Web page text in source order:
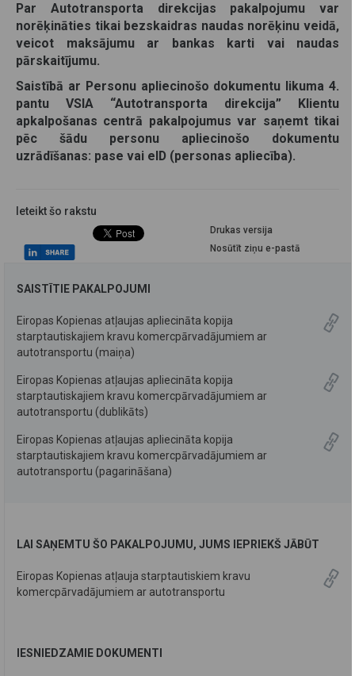
Par Autotransporta direkcijas pakalpojumu var
norēķināties tikai bezskaidras naudas norēķinu veidā,
veicot maksājumu ar bankas karti vai naudas
pārskaitījumu.
Saistībā ar Personu apliecinošo dokumentu likuma 4.
pantu VSIA “Autotransporta direkcija” Klientu
apkalpošanas centrā pakalpojumus var saņemt tikai
pēc šādu personu apliecinošo dokumentu
uzrādīšanas: pase vai eID (personas apliecība).
Ieteikt šo rakstu
Drukas versija
Nosūtīt ziņu e-pastā
SAISTĪTIE PAKALPOJUMI
Eiropas Kopienas atļaujas apliecināta kopija
starptautiskajiem kravu komercpārvadājumiem ar
autotransportu (maiņa)
Eiropas Kopienas atļaujas apliecināta kopija
starptautiskajiem kravu komercpārvadājumiem ar
autotransportu (dublikāts)
Eiropas Kopienas atļaujas apliecināta kopija
starptautiskajiem kravu komercpārvadājumiem ar
autotransportu (pagarināšana)
LAI SAŅEMTU ŠO PAKALPOJUMU, JUMS IEPRIEKŠ JĀBŪT
Eiropas Kopienas atļauja starptautiskiem kravu
komercpārvadājumiem ar autotransportu
IESNIEDZAMIE DOKUMENTI